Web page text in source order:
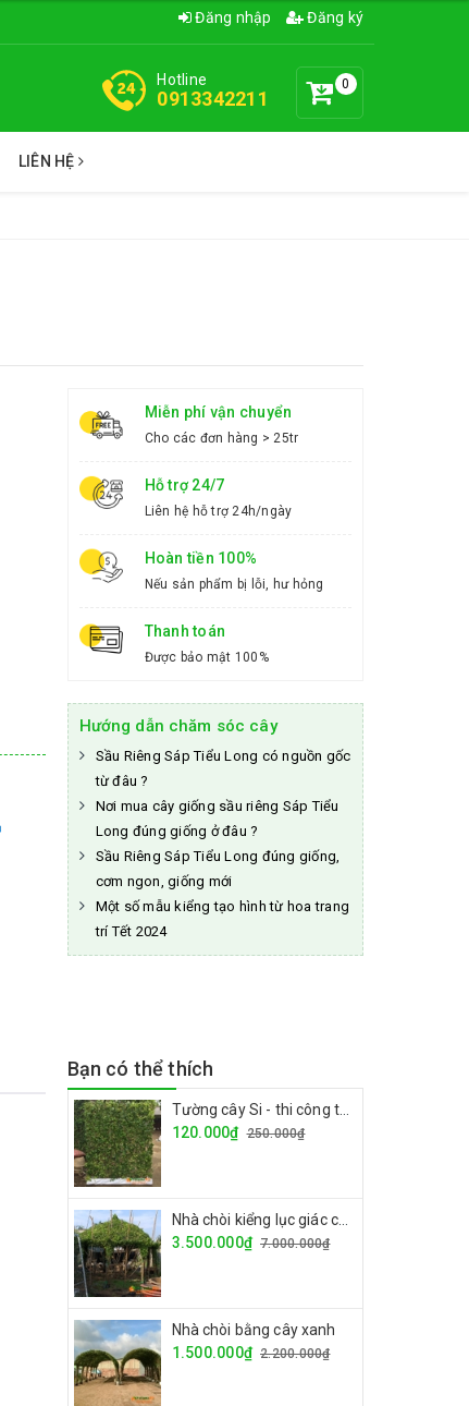
Đăng nhập Đăng ký
0
Hotline
0913342211
LIÊN HỆ
Miễn phí vận chuyển
Cho các đơn hàng > 25tr
Hỗ trợ 24/7
Liên hệ hỗ trợ 24h/ngày
Hoàn tiền 100%
Nếu sản phẩm bị lỗi, hư hỏng
Thanh toán
Được bảo mật 100%
Hướng dẫn chăm sóc cây
Sầu Riêng Sáp Tiểu Long có nguồn gốc
từ đâu ?
Nơi mua cây giống sầu riêng Sáp Tiểu
Long đúng giống ở đâu ?
Sầu Riêng Sáp Tiểu Long đúng giống,
cơm ngon, giống mới
Một số mẫu kiểng tạo hình từ hoa trang
trí Tết 2024
Bạn có thể thích
120.000₫ 250.000₫
3.500.000₫ 7.000.000₫
Nhà chòi bằng cây xanh
1.500.000₫ 2.200.000₫